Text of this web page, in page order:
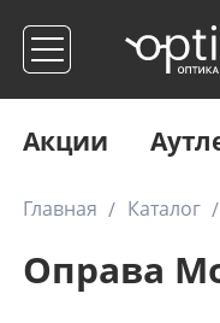
Акции
Главная Каталог
Оправа